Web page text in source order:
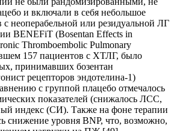
и включали в себя небольшое
с неоперабельной или резидуальной ЛГ
BENEFiT (Bosentan Effects in
Thromboembolic Pulmonary
157 пациентов с ХТЛГ, было
принимавших бозентан
рецепторов эндотелина-1)
с группой плацебо отмечалось
показателей (снижалось ЛСС,
индекс (СИ). Также на фоне терапии
снижение уровня BNP, что, возможно,